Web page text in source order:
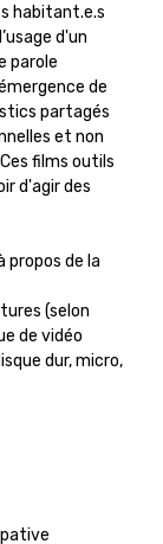
habitant.e.s
d'un
parole
de
partagés
et non
films outils
d'agir des
propos de la
(selon
de vidéo
dur, micro,